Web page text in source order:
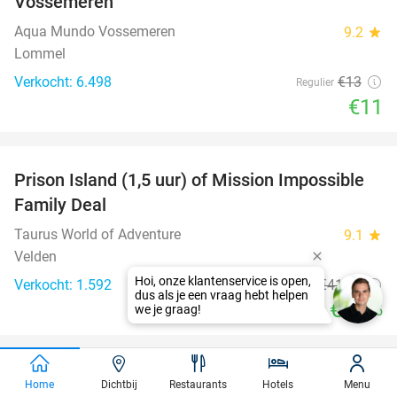
Aqua Mundo Vossemeren 9.2 star
Lommel
Verkocht: 6.498
Regulier €13
€11
38%
Prison Island (1,5 uur) of Mission Impossible
Family Deal
Taurus World of Adventure 9.1 star
Velden
Verkocht: 1.592
Regulier €41 ,95
€25,95
Overnachting voor 2 + evt. ontbijt en 3-
Home Dichtbij Restaurants Hotels Menu